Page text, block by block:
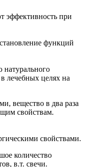
эффективность при
функций
натурального
лечебных целях на
вещество в два раза
свойствам.
свойствами.
количество
в.т. свечи.